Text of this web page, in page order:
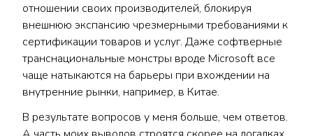
отношении своих производителей, блокируя
внешнюю экспансию чрезмерными требованиями к
сертификации товаров и услуг. Даже софтверные
транснациональные монстры вроде Microsoft все
чаще натыкаются на барьеры при вхождении на
внутренние рынки, например, в Китае.
В результате вопросов у меня больше, чем ответов.